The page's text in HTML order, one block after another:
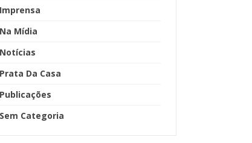
Imprensa
Na Mídia
Notícias
Prata Da Casa
Publicações
Sem Categoria